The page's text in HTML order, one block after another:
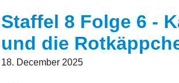
Staffel 8 Folge 6 -
und die
18. December 2025